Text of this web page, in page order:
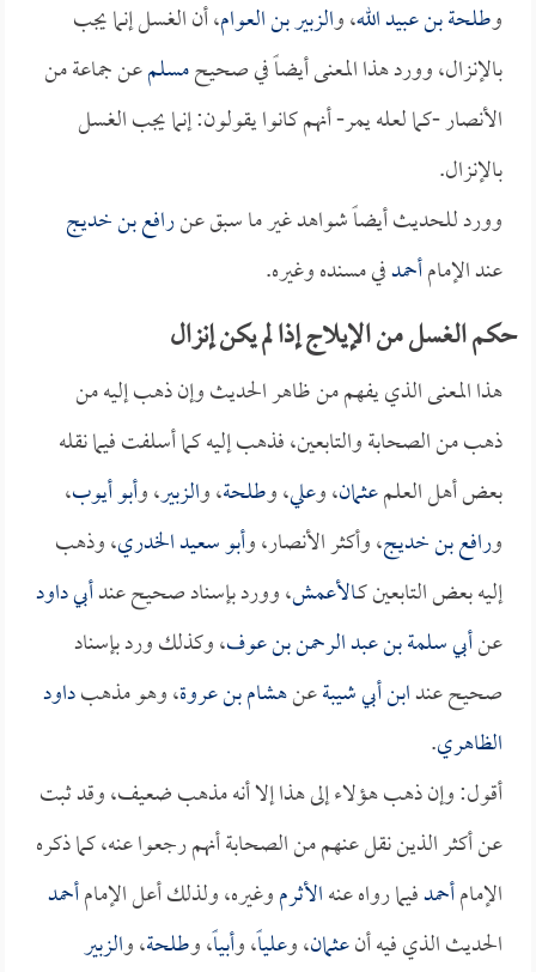
وطلحة بن عبيد الله، والزبير بن العوام، أن الغسل إنما يجب
بالإنزال، وورد هذا المعنى أيضاً في صحيحمسلمعن جماعة من
الأنصار -كما لعله يمر- أنهم كانوا يقولون: إنما يجب الغسل
بالإنزال.
وورد للحديث أيضاً شواهد غير ما سبق عنرافع بن خديج
عند الإمامأحمدفي مسنده وغيره.
حكم الغسل من الإيلاج إذا لم يكن إنزال
هذا المعنى الذي يفهم من ظاهر الحديث وإن ذهب إليه من
ذهب من الصحابة والتابعين، فذهب إليه كما أسلفت فيما نقله
بعض أهل العلمعثمان، وعلي، وطلحة، والزبير، وأبو أيوب،
ورافع بن خديج، وأكثر الأنصار، وأبو سعيد الخدري، وذهب
إليه بعض التابعين كـالأعمش، وورد بإسناد صحيح عندأبي داود
عنأبي سلمة بن عبد الرحمن بن عوف، وكذلك ورد بإسناد
صحيح عندابن أبي شيبةعنهشام بن عروة، وهو مذهبداود
الظاهري.
أقول: وإن ذهب هؤلاء إلى هذا إلا أنه مذهب ضعيف، وقد ثبت
عن أكثر الذين نقل عنهم من الصحابة أنهم رجعوا عنه، كما ذكره
الإمامأحمدفيما رواه عنهالأثرموغيره، ولذلك أعل الإمامأحمد
الحديث الذي فيه أنعثمان، وعلياً، وأبياً، وطلحة، والزبير